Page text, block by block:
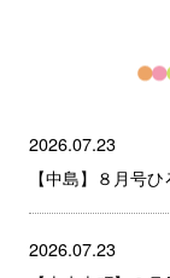
2026.07.23
【中島】８月号
2026.07.23